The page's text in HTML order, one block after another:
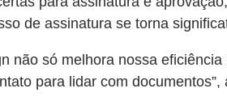
de assinatura se torna
não só melhora nossa
para lidar com